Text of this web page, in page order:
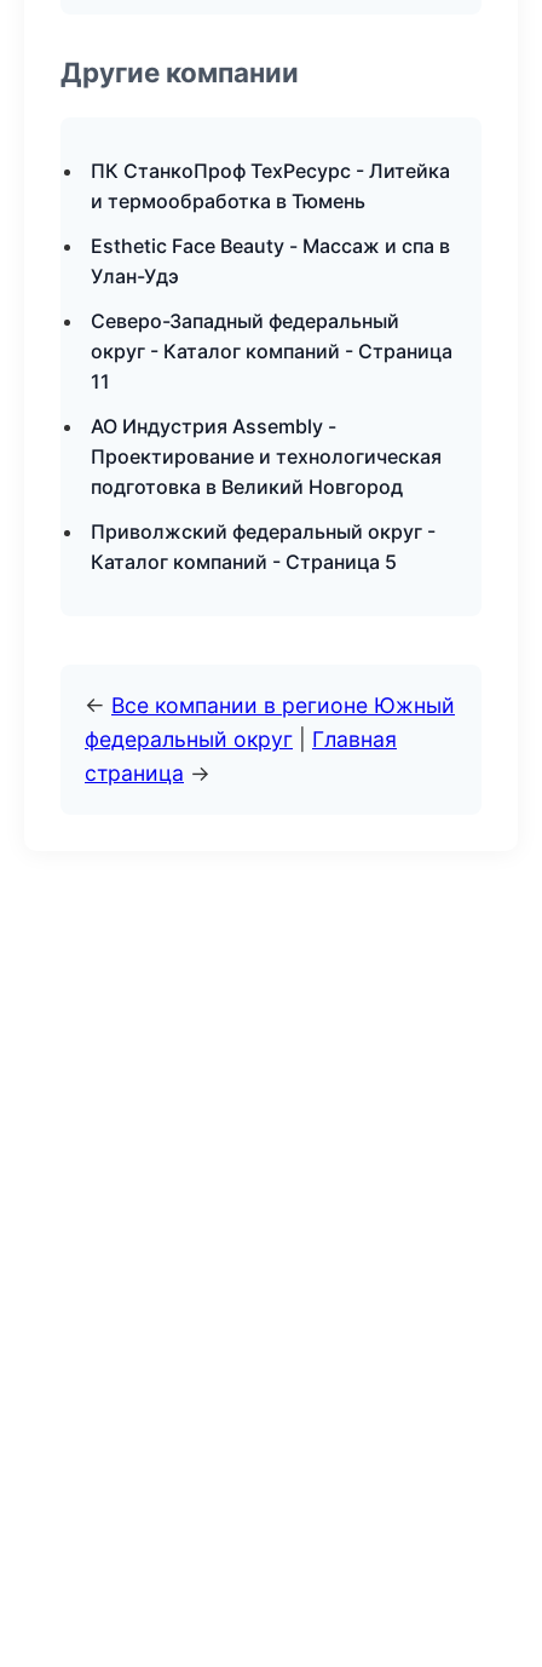
Другие компании
ПК СтанкоПроф ТехРесурс - Литейка
и термообработка в Тюмень
Esthetic Face Beauty - Массаж и спа в
Улан-Удэ
Северо-Западный федеральный
округ - Каталог компаний - Страница
11
АО Индустрия Assembly -
Проектирование и технологическая
подготовка в Великий Новгород
Приволжский федеральный округ -
Каталог компаний - Страница 5
← Все компании в регионе Южный
федеральный округ
Главная
страница →